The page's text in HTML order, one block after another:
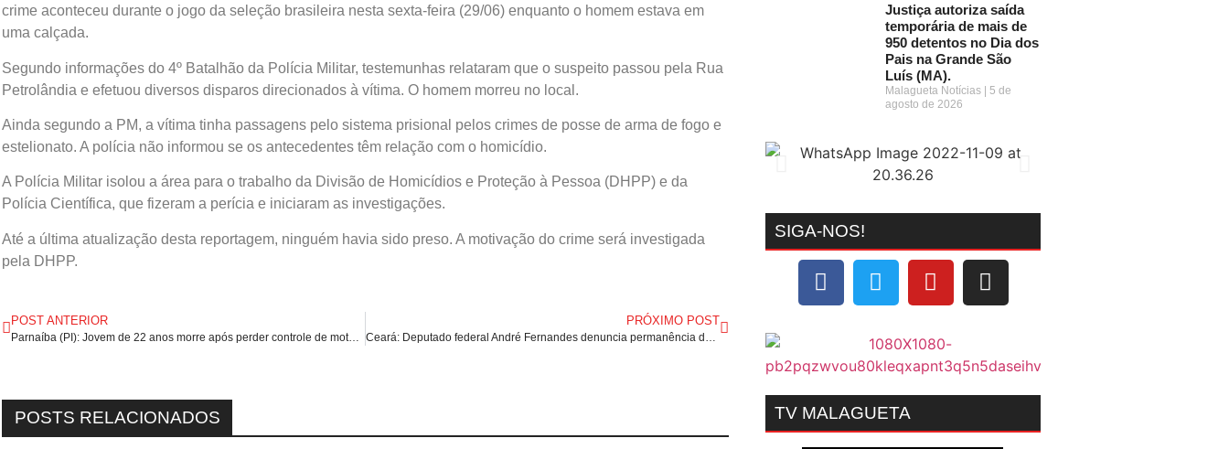
crime aconteceu durante o jogo da seleção brasileira nesta sexta-feira (29/06) enquanto o homem estava em
uma calçada.
Segundo informações do 4º Batalhão da Polícia Militar, testemunhas relataram que o suspeito passou pela Rua
Petrolândia e efetuou diversos disparos direcionados à vítima. O homem morreu no local.
Ainda segundo a PM, a vítima tinha passagens pelo sistema prisional pelos crimes de posse de arma de fogo e
estelionato. A polícia não informou se os antecedentes têm relação com o homicídio.
A Polícia Militar isolou a área para o trabalho da Divisão de Homicídios e Proteção à Pessoa (DHPP) e da
Polícia Científica, que fizeram a perícia e iniciaram as investigações.
Até a última atualização desta reportagem, ninguém havia sido preso. A motivação do crime será investigada
pela DHPP.
POST ANTERIOR
Parnaíba (PI): Jovem de 22 anos morre após perder controle de moto e atingir poste.
PRÓXIMO POST
Ceará: Deputado federal André Fernandes denuncia permanência de drogas em terreno após operação policial.
POSTS RELACIONADOS
Justiça autoriza saída
temporária de mais de
950 detentos no Dia dos
Pais na Grande São
Luís (MA).
Malagueta Notícias
5 de
agosto de 2026
SIGA-NOS!
TV MALAGUETA